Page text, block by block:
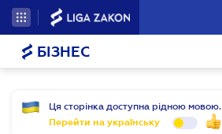
БІЗНЕС
Ця сторінка доступна рідною мовою.
Перейти на українську